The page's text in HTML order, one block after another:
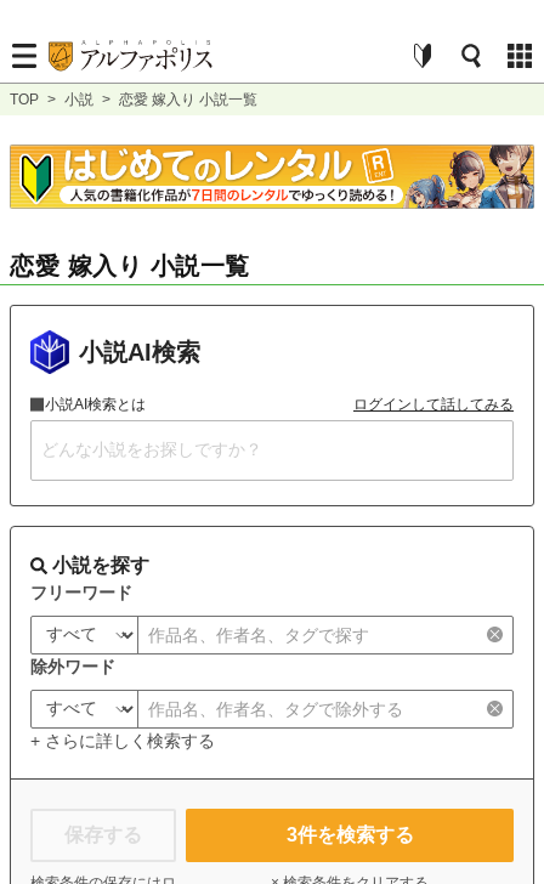
TOP > 小説 > 恋愛 嫁入り 小説一覧
恋愛 嫁入り 小説一覧
小説AI検索
小説AI検索とは ログインして話してみる
小説を探す
フリーワード
除外ワード
+ さらに詳しく検索する
保存する 3件を検索する